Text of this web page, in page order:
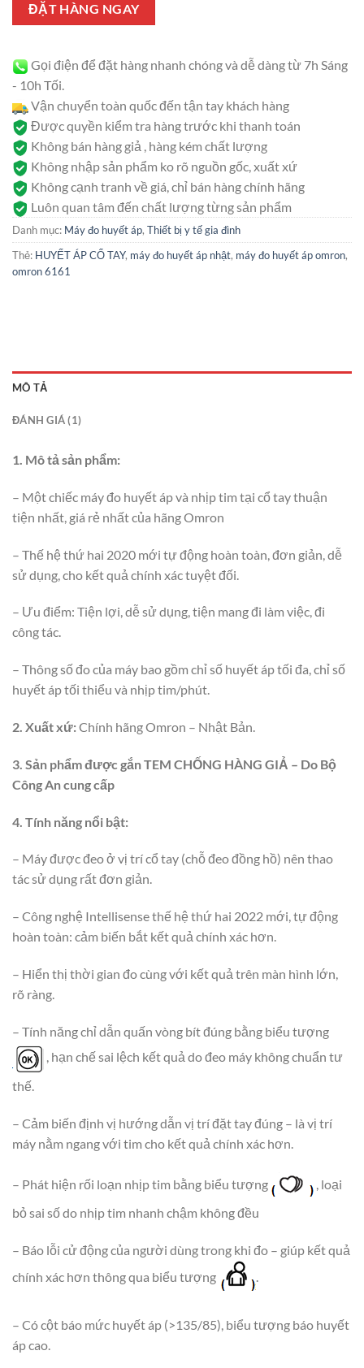
ĐẶT HÀNG NGAY
Gọi điện để đặt hàng nhanh chóng và dễ dàng từ 7h Sáng
- 10h Tối.
Vận chuyển toàn quốc đến tận tay khách hàng
Được quyền kiểm tra hàng trước khi thanh toán
Không bán hàng giả , hàng kém chất lượng
Không nhập sản phẩm ko rõ nguồn gốc, xuất xứ
Không cạnh tranh về giá, chỉ bán hàng chính hãng
Luôn quan tâm đến chất lượng từng sản phẩm
Danh mục: Máy đo huyết áp, Thiết bị y tế gia đình
Thẻ: HUYẾT ÁP CỔ TAY, máy đo huyết áp nhật, máy đo huyết áp omron,
omron 6161
MÔ TẢ
ĐÁNH GIÁ (1)
1. Mô tả sản phẩm:
– Một chiếc máy đo huyết áp và nhịp tim tại cổ tay thuận
tiện nhất, giá rẻ nhất của hãng Omron
– Thế hệ thứ hai 2020 mới tự động hoàn toàn, đơn giản, dễ
sử dụng, cho kết quả chính xác tuyệt đối.
– Ưu điểm: Tiện lợi, dễ sử dụng, tiện mang đi làm việc, đi
công tác.
– Thông số đo của máy bao gồm chỉ số huyết áp tối đa, chỉ số
huyết áp tối thiểu và nhịp tim/phút.
2. Xuất xứ:Chính hãng Omron – Nhật Bản.
3. Sản phẩm được gắn TEM CHỐNG HÀNG GIẢ – Do Bộ
Công An cung cấp
4. Tính năng nổi bật:
– Máy được đeo ở vị trí cổ tay (chỗ đeo đồng hồ) nên thao
tác sử dụng rất đơn giản.
– Công nghệ Intellisense thế hệ thứ hai 2022 mới, tự động
hoàn toàn: cảm biến bắt kết quả chính xác hơn.
– Hiển thị thời gian đo cùng với kết quả trên màn hình lớn,
rõ ràng.
– Tính năng chỉ dẫn quấn vòng bít đúng bằng biểu tượng
, hạn chế sai lệch kết quả do đeo máy không chuẩn tư
thế.
– Cảm biến định vị hướng dẫn vị trí đặt tay đúng – là vị trí
máy nằm ngang với tim cho kết quả chính xác hơn.
– Phát hiện rối loạn nhịp tim bằng biểu tượng
, loại
bỏ sai số do nhịp tim nhanh chậm không đều
– Báo lỗi cử động của người dùng trong khi đo – giúp kết quả
chính xác hơn thông qua biểu tượng .
– Có cột báo mức huyết áp (>135/85), biểu tượng báo huyết
áp cao.